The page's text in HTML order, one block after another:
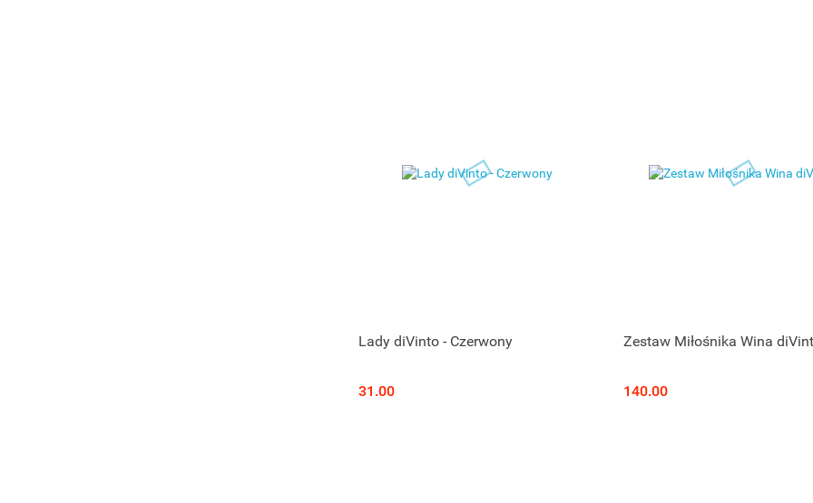
Lady diVinto - Czerwony
31.00
Zestaw Miłośnika Wina
140.00